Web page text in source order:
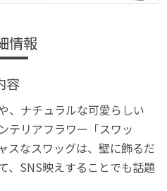
情報
容
、ナチュラルな可愛らしい
テリアフラワー「スワッ
スなスワッグは、壁に飾るだ
、SNS映えすることでも話題